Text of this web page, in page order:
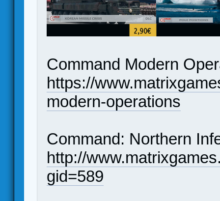
Command Modern
https://
modern-operations
Command: Northern
http://
gid=589